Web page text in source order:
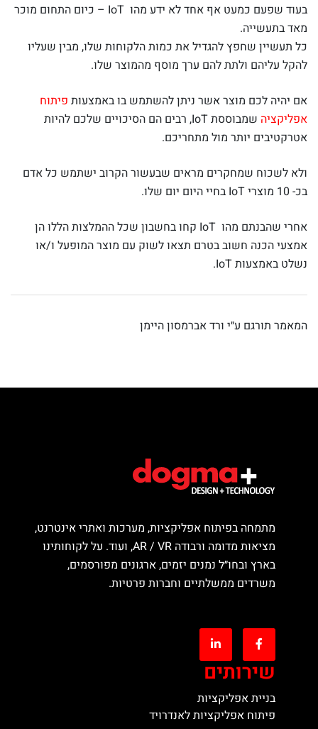
בעוד שפעם כמעט אף אחד לא ידע מהו IoT – כיום התחום מוכר
מאד בתעשייה.
כל תעשיין שחפץ להגדיל את כמות הלקוחות שלו, מבין שעליו
להקל עליהם ולתת להם ערך מוסף מהמוצר שלו.
אם יהיה לכם מוצר אשר ניתן להשתמש בו באמצעות פיתוח
אפליקציה
שמבוססת IoT, רבים הם הסיכויים שלכם להיות
אטרקטיבים יותר מול מתחריכם.
ולא לשכוח שמחקרים מראים שבעשור הקרוב ישתמש כל אדם
בכ- 10 מוצרי IoT בחיי היום יום שלו.
אחרי שהבנתם מהו IoT קחו בחשבון שכל ההמלצות הללו הן
אמצעי הכנה חשוב בטרם תצאו לשוק עם מוצר המופעל ו/או
נשלט באמצעות IoT.
המאמר תורגם ע״י ורד אברמסון היימן
מתמחה בפיתוח אפליקציות, מערכות ואתרי אינטרנט,
מציאות מדומה ורבודה AR / VR, ועוד. על לקוחותינו
בארץ ובחו״ל נמנים יזמים, ארגונים מפורסמים,
משרדים ממשלתיים וחברות פרטיות.
שירותים
בניית אפליקציות
פיתוח אפליקציות לאנדרויד